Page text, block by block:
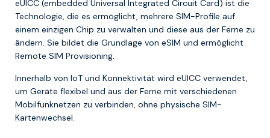
eUICC (embedded Universal Integrated Circuit Card) ist die
Technologie, die es ermöglicht, mehrere SIM-Profile auf
einem einzigen Chip zu verwalten und diese aus der Ferne zu
ändern. Sie bildet die Grundlage von eSIM und ermöglicht
Remote SIM Provisioning.
Innerhalb von IoT und Konnektivität wird eUICC verwendet,
um Geräte flexibel und aus der Ferne mit verschiedenen
Mobilfunknetzen zu verbinden, ohne physische SIM-
Kartenwechsel.